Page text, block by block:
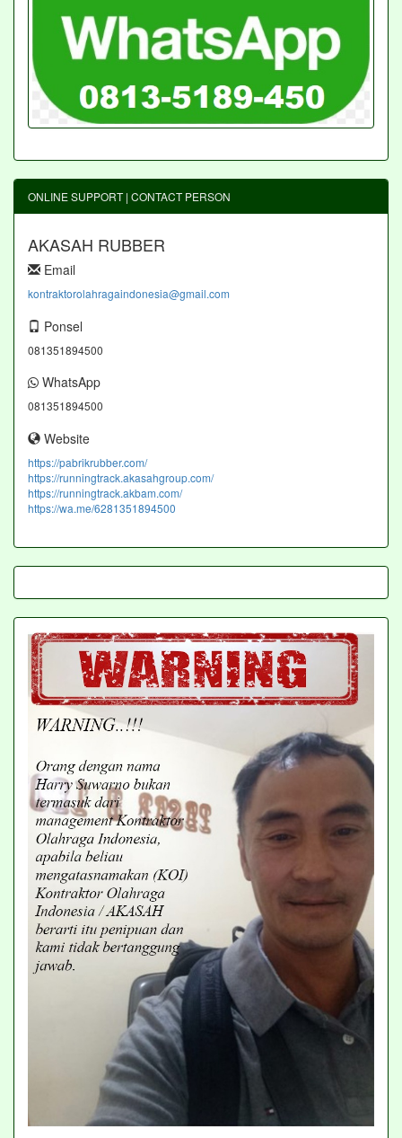
ONLINE SUPPORT | CONTACT PERSON
AKASAH RUBBER
Email
kontraktorolahragaindonesia@gmail.com
Ponsel
081351894500
WhatsApp
081351894500
Website
https://pabrikrubber.com/
https://runningtrack.akasahgroup.com/
https://runningtrack.akbam.com/
https://wa.me/6281351894500